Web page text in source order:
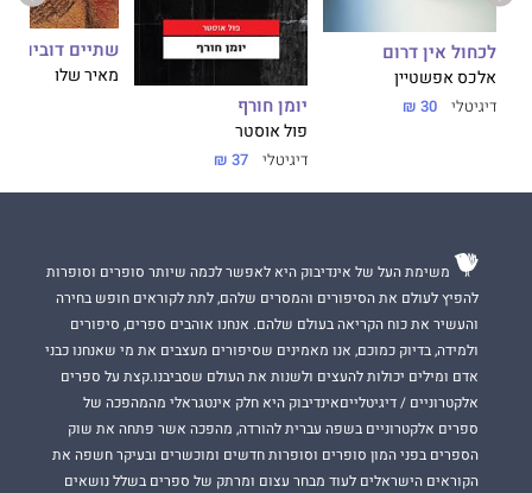
לכחול אין דרום
אלכס אפשטיין
דיגיטלי 30 ₪ יומן חורף
פול אוסטר
דיגיטלי 37 ₪
שתיים דובים
מאיר שלו
משימת העל של אינדיבוק היא לאפשר לכמה שיותר סופרים וסופרות
להפיץ לעולם את הסיפורים והמסרים שלהם, לתת לקוראים חופש בחירה
והעשיר את כוח הקריאה בעולם שלהם. אנחנו אוהבים ספרים, סיפורים
ולמידה, בדיוק כמוכם, אנו מאמינים שסיפורים מעצבים את מי שאנחנו כבני
אדם ומילים יכולות להעצים ולשנות את העולם שסביבנו.קצת על ספרים
אלקטרוניים / דיגיטלייםאינדיבוק היא חלק אינטגראלי מהמהפכה של
ספרים אלקטרוניים בשפה עברית להורדה, מהפכה אשר פתחה את שוק
הספרים בפני המון סופרים וסופרות חדשים ומוכשרים ובעיקר חשפה את
הקוראים הישראלים לעוד מבחר עצום ומרתק של ספרים בשלל נושאים